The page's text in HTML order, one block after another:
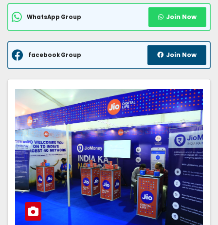
WhatsApp Group Join Now
facebook Group Join Now